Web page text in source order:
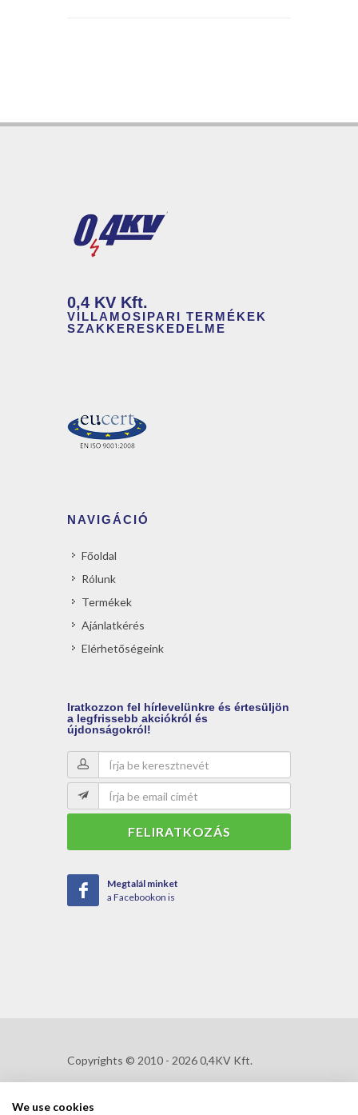
0,4 KV Kft.
VILLAMOSIPARI TERMÉKEK
SZAKKERESKEDELME
NAVIGÁCIÓ
Főoldal
Rólunk
Termékek
Ajánlatkérés
Elérhetőségeink
Iratkozzon fel hírlevelünkre és értesüljön
a legfrissebb akciókról és
újdonságokról!
FELIRATKOZÁS
Megtalál minket
a Facebookon is
Copyrights © 2010 - 2026 0,4KV Kft.
We use cookies